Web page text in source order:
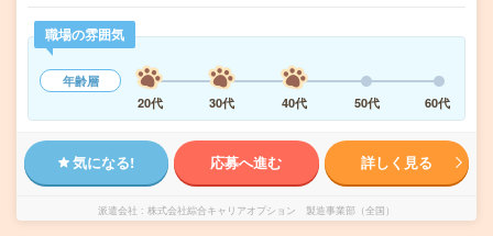
職場の雰囲気
年齢層
20代
30代 40代 50代 60代
気になる! 応募へ進む 詳しく見る
派遣会社 株式会社綜合キャリアオプション 製造事業部（全国）